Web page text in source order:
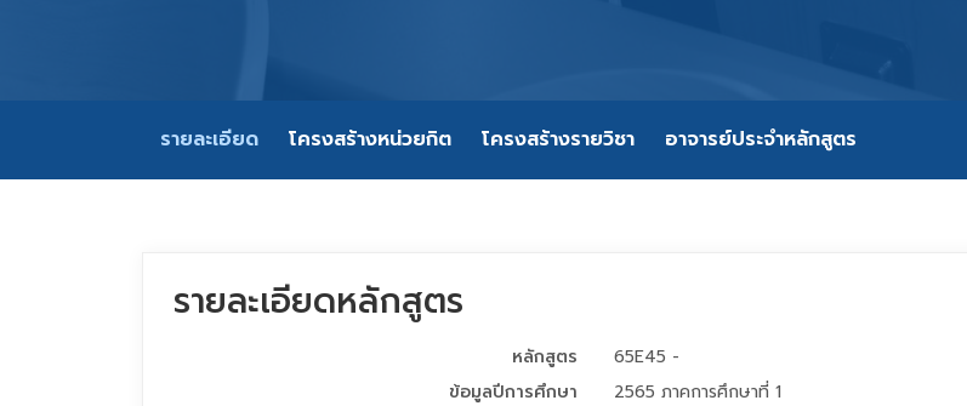
รายละเอียด โครงสร้างหน่วยกิต โครงสร้างรายวิชา อาจารย์ประจำหลักสูตร
รายละเอียดหลักสูตร
หลักสูตร
65E45 -
ข้อมูลปีการศึกษา
2565 ภาคการศึกษาที่ 1